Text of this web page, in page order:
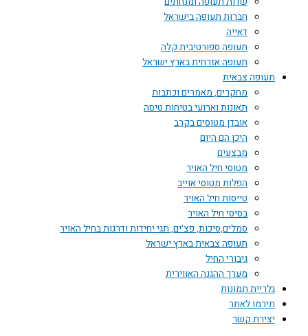
חברות תעופה בישראל
דאייה
תעופה ספורטיבית קלה
תעופה אזרחית בארץ ישראל
תעופה צבאית
מחקרים, מאמרים וכתבות
תאונות וארועי בטיחות טיסה
אובדן מטוסים בקרב
היכן הם היום
מבצעים
מטוסי חיל האויר
הפלות מטוסי אוייב
טייסות חיל האויר
בסיסי חיל האויר
סמלים,סיכות, פצ'ים, תגי יחידות ודרגות בחיל האויר
תעופה צבאית בארץ ישראל
גיבורי החיל
מערך ההגנה האווירית
גלריית תמונות
תירמו לאתר
יצירת קשר